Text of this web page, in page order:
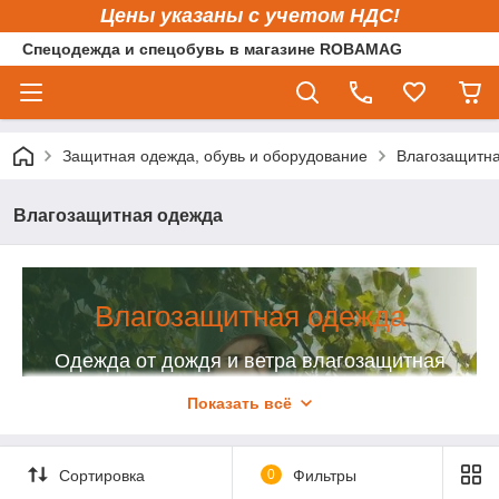
Цены указаны с учетом НДС!
Спецодежда и спецобувь в магазине ROBAMAG
Защитная одежда, обувь и оборудование
Влагозащитная одежда
Влагозащитная одежда
Одежда от дождя и ветра влагозащитная
станет отличным решением для работы на
Если вам нужна одежда влагозащитная для строителей,
Показать всё
Сортировка 0 Фильтры